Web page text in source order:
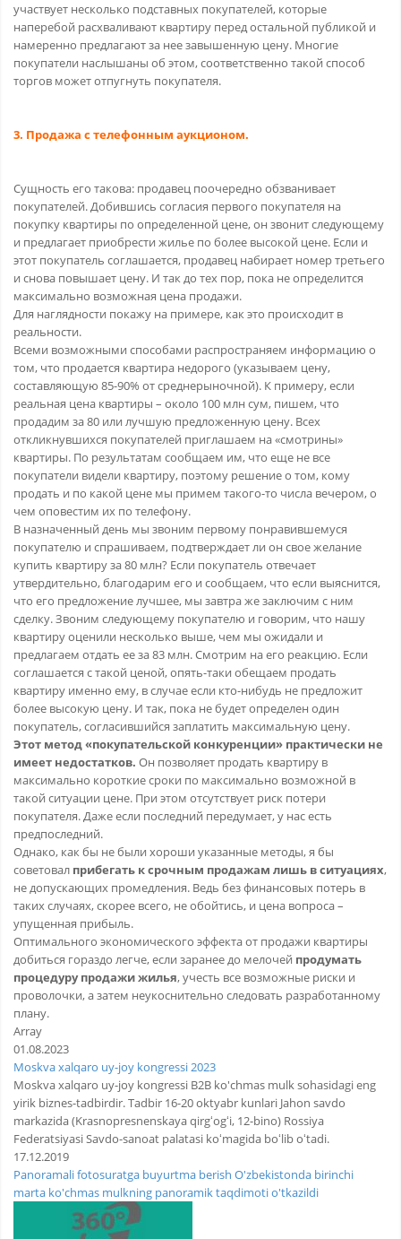
участвует несколько подставных покупателей, которые
наперебой расхваливают квартиру перед остальной публикой и
намеренно предлагают за нее завышенную цену. Многие
покупатели наслышаны об этом, соответственно такой способ
торгов может отпугнуть покупателя.
3. Продажа с телефонным аукционом.
Сущность его такова: продавец поочередно обзванивает
покупателей. Добившись согласия первого покупателя на
покупку квартиры по определенной цене, он звонит следующему
и предлагает приобрести жилье по более высокой цене. Если и
этот покупатель соглашается, продавец набирает номер третьего
и снова повышает цену. И так до тех пор, пока не определится
максимально возможная цена продажи.
Для наглядности покажу на примере, как это происходит в
реальности.
Всеми возможными способами распространяем информацию о
том, что продается квартира недорого (указываем цену,
составляющую 85-90% от среднерыночной). К примеру, если
реальная цена квартиры – около 100 млн сум, пишем, что
продадим за 80 или лучшую предложенную цену. Всех
откликнувшихся покупателей приглашаем на «смотрины»
квартиры. По результатам сообщаем им, что еще не все
покупатели видели квартиру, поэтому решение о том, кому
продать и по какой цене мы примем такого-то числа вечером, о
чем оповестим их по телефону.
В назначенный день мы звоним первому понравившемуся
покупателю и спрашиваем, подтверждает ли он свое желание
купить квартиру за 80 млн? Если покупатель отвечает
утвердительно, благодарим его и сообщаем, что если выяснится,
что его предложение лучшее, мы завтра же заключим с ним
сделку. Звоним следующему покупателю и говорим, что нашу
квартиру оценили несколько выше, чем мы ожидали и
предлагаем отдать ее за 83 млн. Смотрим на его реакцию. Если
соглашается с такой ценой, опять-таки обещаем продать
квартиру именно ему, в случае если кто-нибудь не предложит
более высокую цену. И так, пока не будет определен один
покупатель, согласившийся заплатить максимальную цену.
Этот метод «покупательской конкуренции» практически не
имеет недостатков. Он позволяет продать квартиру в
максимально короткие сроки по максимально возможной в
такой ситуации цене. При этом отсутствует риск потери
покупателя. Даже если последний передумает, у нас есть
предпоследний.
Однако, как бы не были хороши указанные методы, я бы
советовал прибегать к срочным продажам лишь в ситуациях,
не допускающих промедления. Ведь без финансовых потерь в
таких случаях, скорее всего, не обойтись, и цена вопроса –
упущенная прибыль.
Оптимального экономического эффекта от продажи квартиры
добиться гораздо легче, если заранее до мелочей продумать
процедуру продажи жилья, учесть все возможные риски и
проволочки, а затем неукоснительно следовать разработанному
плану.
Array
01.08.2023
Moskva xalqaro uy-joy kongressi 2023
Moskva xalqaro uy-joy kongressi B2B ko'chmas mulk sohasidagi eng
yirik biznes-tadbirdir. Tadbir 16-20 oktyabr kunlari Jahon savdo
markazida (Krasnopresnenskaya qirgʻogʻi, 12-bino) Rossiya
Federatsiyasi Savdo-sanoat palatasi koʻmagida boʻlib oʻtadi.
17.12.2019
Panoramali fotosuratga buyurtma berish O'zbekistonda birinchi
marta ko'chmas mulkning panoramik taqdimoti o'tkazildi